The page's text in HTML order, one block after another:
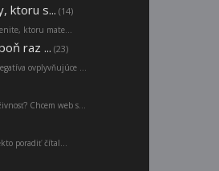
ktoru s... (14)
ktoru mate...
raz ... (23)
ovplyvňujúce ...
Chcem web s...
poradiť čítal...